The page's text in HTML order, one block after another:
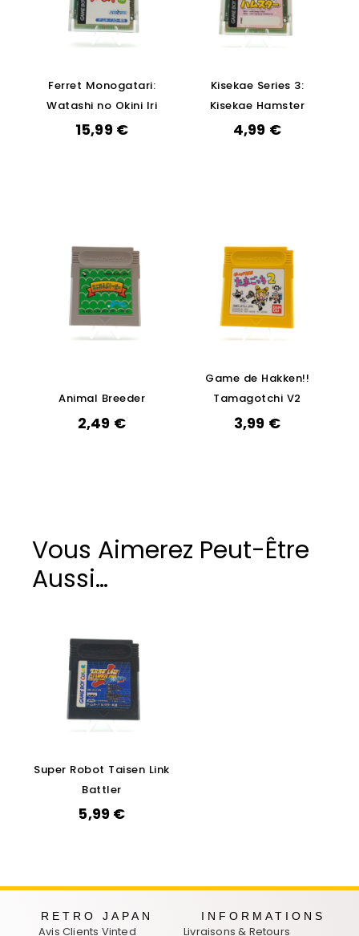
Ferret Monogatari:
Watashi no Okini Iri
15,99 €
Kisekae Series 3:
Kisekae Hamster
4,99 €
Animal Breeder
2,49 €
Game de Hakken!!
Tamagotchi V2
3,99 €
Vous Aimerez Peut-Être
Aussi…
Super Robot Taisen Link
Battler
5,99 €
RETRO JAPAN
Avis Clients Vinted
INFORMATIONS
Livraisons & Retours